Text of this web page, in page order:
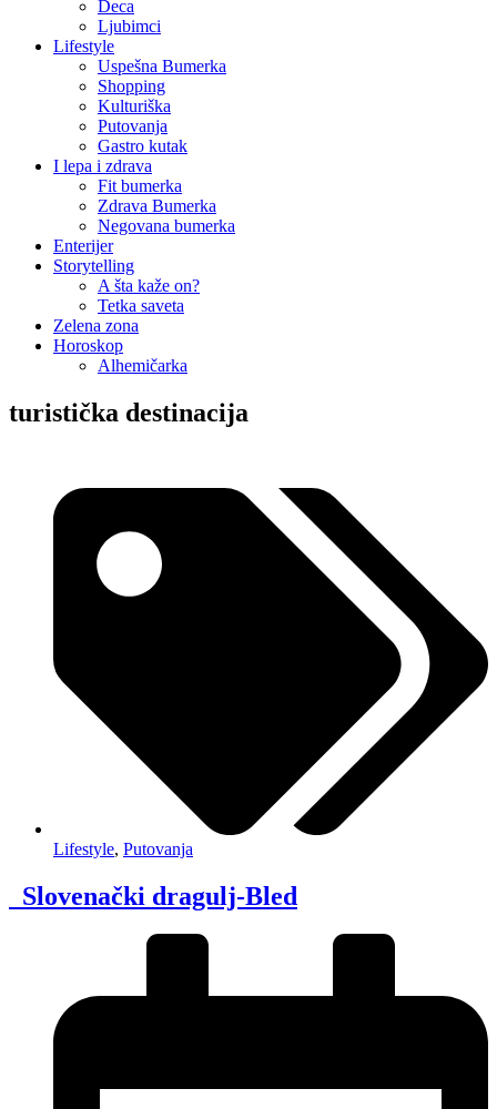
Deca
Ljubimci
Lifestyle
Uspešna Bumerka
Shopping
Kulturiška
Putovanja
Gastro kutak
I lepa i zdrava
Fit bumerka
Zdrava Bumerka
Negovana bumerka
Enterijer
Storytelling
A šta kaže on?
Tetka saveta
Zelena zona
Horoskop
Alhemičarka
turistička destinacija
Lifestyle, Putovanja
Slovenački dragulj-Bled